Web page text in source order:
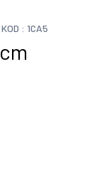
: 1CA5